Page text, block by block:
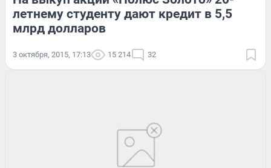
летнему студенту дают кредит в 5,5
млрд долларов
3 октября, 2015, 17:13 15 214 32